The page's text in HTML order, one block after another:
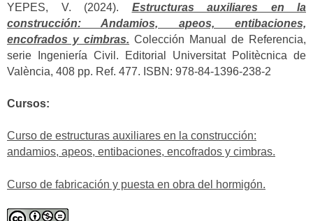
YEPES, V. (2024). Estructuras auxiliares en la
construcción: Andamios, apeos, entibaciones,
encofrados y cimbras. Colección Manual de Referencia,
serie Ingeniería Civil. Editorial Universitat Politècnica de
València, 408 pp. Ref. 477. ISBN: 978-84-1396-238-2
Cursos:
Curso de estructuras auxiliares en la construcción:
andamios, apeos, entibaciones, encofrados y cimbras.
Curso de fabricación y puesta en obra del hormigón.